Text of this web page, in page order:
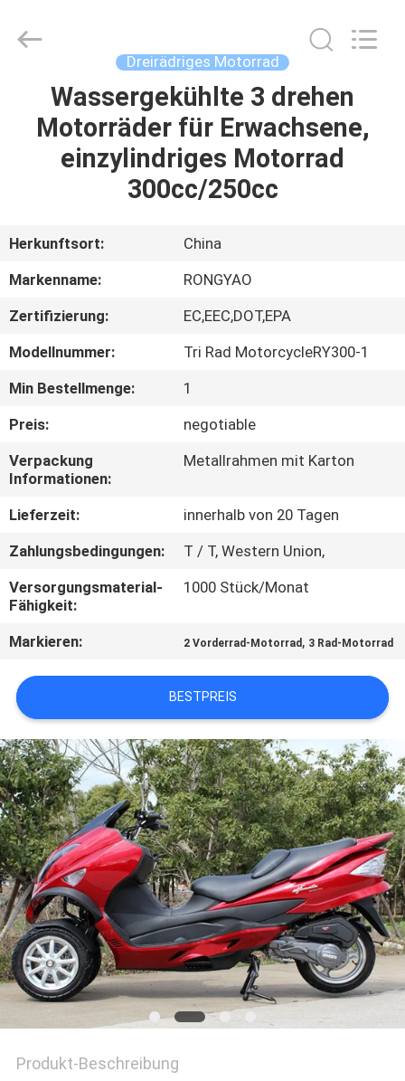
HAUS
PRODUKTE
UNS
AUSFLUG
QUALITÄTSKONTROLLE
TRETEN
SIE
MIT
UNS
VERBINDUNG
SIE
EIN
ZITAT
SITEMAP
DATENSCHUTZRICHTLINIE
Co.,Ltd.
Dreirädriges Motorrad
Wassergekühlte 3 drehen
Motorräder für Erwachsene,
einzylindriges Motorrad
300cc/250cc
Herkunftsort:
China
Markenname:
RONGYAO
Zertifizierung:
EC,EEC,DOT,EPA
Modellnummer:
Tri Rad MotorcycleRY300-1
Min Bestellmenge:
1
Preis:
negotiable
Verpackung
Informationen:
Metallrahmen mit Karton
Lieferzeit:
innerhalb von 20 Tagen
Zahlungsbedingungen:
T / T, Western Union,
Versorgungsmaterial-
Fähigkeit:
1000 Stück/Monat
Markieren: 2 Vorderrad-Motorrad , 3 Rad-Motorrad
BESTPREIS
Produkt-Beschreibung